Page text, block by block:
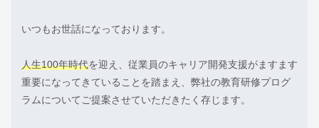
いつもお世話になっております。
人生100年時代を迎え、従業員のキャリア開発支援がますます
重要になってきていることを踏まえ、弊社の教育研修プログ
ラムについてご提案させていただきたく存じます。